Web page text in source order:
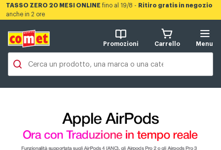
TASSO ZERO 20 MESI ONLINE fino al 19/8 - Ritiro gratis in negozio
anche in 2 ore
Promozioni Carrello Menu